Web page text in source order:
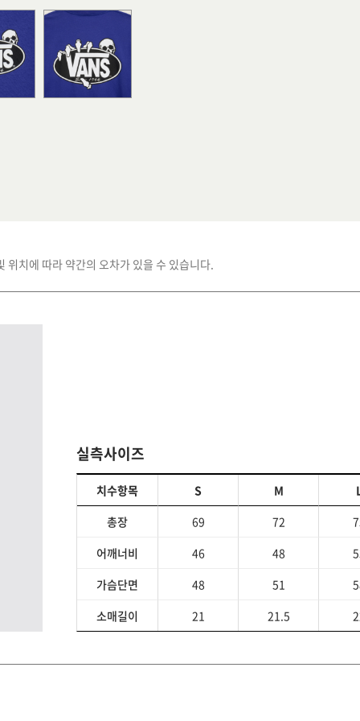
위치에 따라 약간의 오차가 있을 수 있습니다.
실측사이즈
치수항목 S M
총장
69 72
어깨너비
46 48
가슴단면
48 51
소매길이
21 21.5